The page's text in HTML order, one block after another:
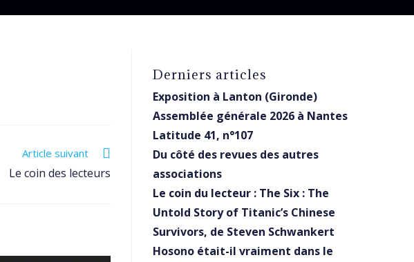
Article suivant
Le coin des lecteurs
Derniers articles
Exposition à Lanton (Gironde)
Assemblée générale 2026 à Nantes
Latitude 41, n°107
Du côté des revues des autres
associations
Le coin du lecteur : The Six : The
Untold Story of Titanic’s Chinese
Survivors, de Steven Schwankert
Hosono était-il vraiment dans le